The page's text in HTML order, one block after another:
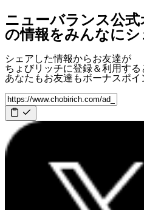
ニューバランス公
の情報をみんなにシ
シェアした情報からお友達が
ちょびリッチに登録＆利用する
あなたもお友達もボーナスポイ